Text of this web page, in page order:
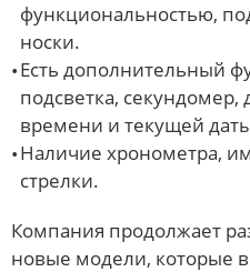
функциональностью,
носки.
Есть дополнительный
подсветка, секундомер,
времени и текущей
Наличие хронометра,
стрелки.
Компания продолжает
новые модели, которые